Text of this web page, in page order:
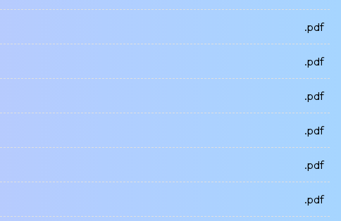
.pdf
.pdf
.pdf
.pdf
.pdf
.pdf